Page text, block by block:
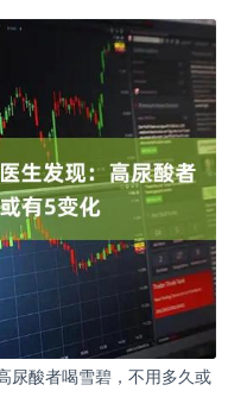
尿酸者喝雪碧，不用多久或